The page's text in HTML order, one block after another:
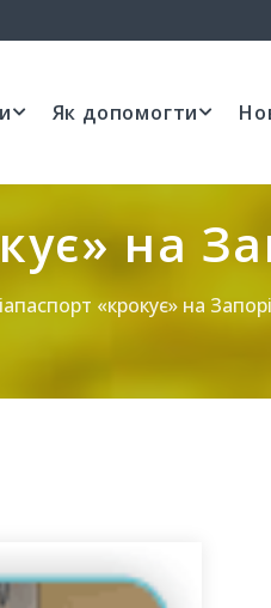
Як допомогти
на
«крокує» на